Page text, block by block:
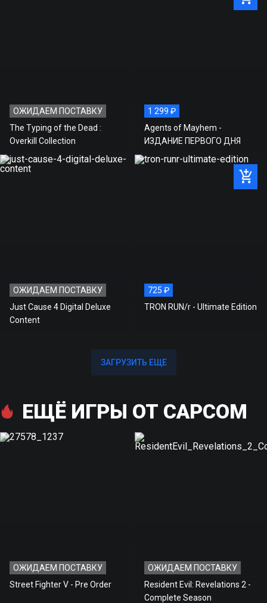
Экономия
ОЖИДАЕМ ПОСТАВКУ
The Typing of the Dead :
Overkill Collection
1 299 ₽
Agents of Mayhem -
ИЗДАНИЕ ПЕРВОГО ДНЯ
ОЖИДАЕМ ПОСТАВКУ
Just Cause 4 Digital Deluxe
Content
725 ₽
TRON RUN/r - Ultimate Edition
ЗАГРУЗИТЬ ЕЩЕ
ЗАГРУЗИТЬ ЕЩЕ
ЕЩЁ ИГРЫ ОТ CAPCOM
ОЖИДАЕМ ПОСТАВКУ
Street Fighter V - Pre Order
ОЖИДАЕМ ПОСТАВКУ
Resident Evil: Revelations 2 -
Complete Season